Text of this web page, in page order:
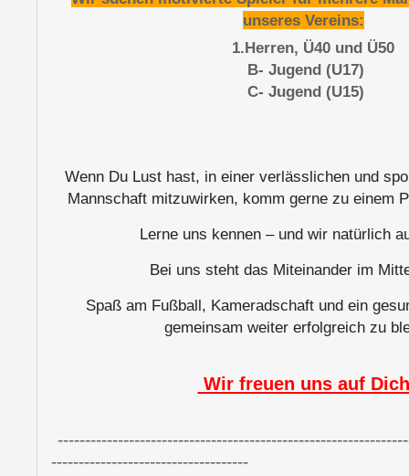
unseres Vereins:
1.Herren, Ü40 und Ü50
B- Jugend (U17)
C- Jugend (U15)
Wenn Du Lust hast, in einer verlässlichen und
Mannschaft mitzuwirken, komm gerne zu einem
Lerne uns kennen – und wir natürlich
Bei uns steht das Miteinander im
Spaß am Fußball, Kameradschaft und ein
gemeinsam weiter erfolgreich zu
Wir freuen uns auf Dich
------------------------------------